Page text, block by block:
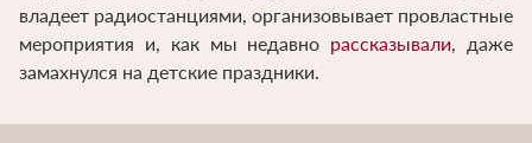
владеет радиостанциями, организовывает провластные
мероприятия и, как мы недавно рассказывали, даже
замахнулся на детские праздники.